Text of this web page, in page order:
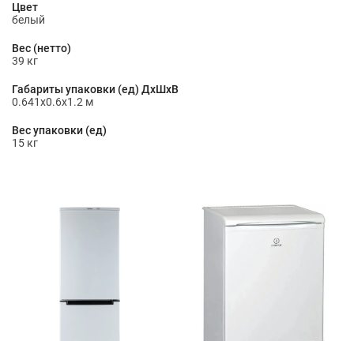
Цвет
белый
Вес (нетто)
39 кг
Габариты упаковки (ед) ДхШхВ
0.641x0.6x1.2 м
Вес упаковки (ед)
15 кг